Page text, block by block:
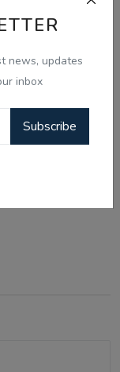
news, updates
inbox
Subscribe